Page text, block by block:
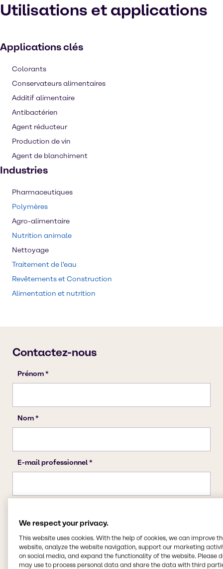
Utilisations et applications
Applications clés
Colorants
Conservateurs alimentaires
Additif alimentaire
Antibactérien
Agent réducteur
Production de vin
Agent de blanchiment
Industries
Pharmaceutiques
Polymères
Agro-alimentaire
Nutrition animale
Nettoyage
Traitement de l'eau
Revêtements et Construction
Alimentation et nutrition
We respect your privacy.
This website uses cookies. With the help of cookies, we can improve
website, analyze the website navigation, support our marketing
on social media, and expand the functionality of the website. Please
may use to process personal data and share the data with third